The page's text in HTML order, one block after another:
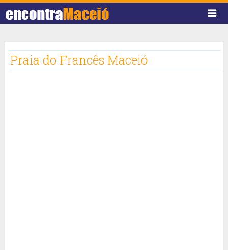
Praia do Francês Maceió